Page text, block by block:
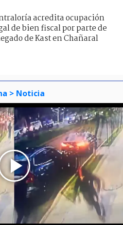
acredita ocupación
de bien fiscal por parte de
de Kast en Chañaral
> Noticia